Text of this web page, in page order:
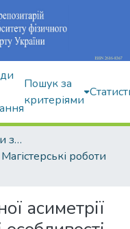
Пошук за
критеріями
Кваліфікаційні роботи здобувачів вищої освіти
Магістерські роботи
асиметрії